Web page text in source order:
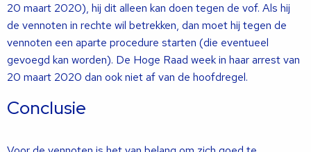
20 maart 2020), hij dit alleen kan doen tegen de vof. Als hij
de vennoten in rechte wil betrekken, dan moet hij tegen de
vennoten een aparte procedure starten (die eventueel
gevoegd kan worden). De Hoge Raad week in haar arrest van
20 maart 2020 dan ook niet af van de hoofdregel.
Conclusie